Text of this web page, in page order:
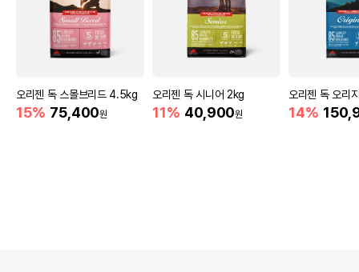
오리젠 독 스몰브리드 4.5kg
15% 75,400원
오리젠 독 시니어 2kg
11% 40,900원
오리젠 독 오리
14%